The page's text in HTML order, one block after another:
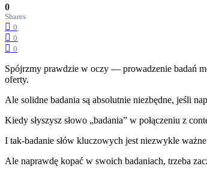
0
Shares
0
0
0
Spójrzmy prawdzie w oczy — prowadzenie badań
oferty.
Ale solidne badania są absolutnie niezbędne, jeśli
Kiedy słyszysz słowo „badania” w połączeniu z
I tak-badanie słów kluczowych jest niezwykle
Ale naprawdę kopać w swoich badaniach, trzeba